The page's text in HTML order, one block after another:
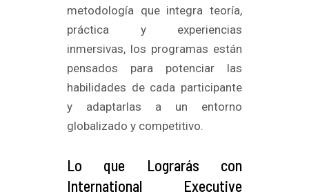
metodología que integra teoría,
práctica y experiencias
inmersivas, los programas están
pensados para potenciar las
habilidades de cada participante
y adaptarlas a un entorno
globalizado y competitivo.
Lo que Lograrás con
International Executive